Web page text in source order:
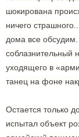
шокирована
ничего
дома все
соблазнительный
уходящего в
танец на фоне
Остается только
испытал объект